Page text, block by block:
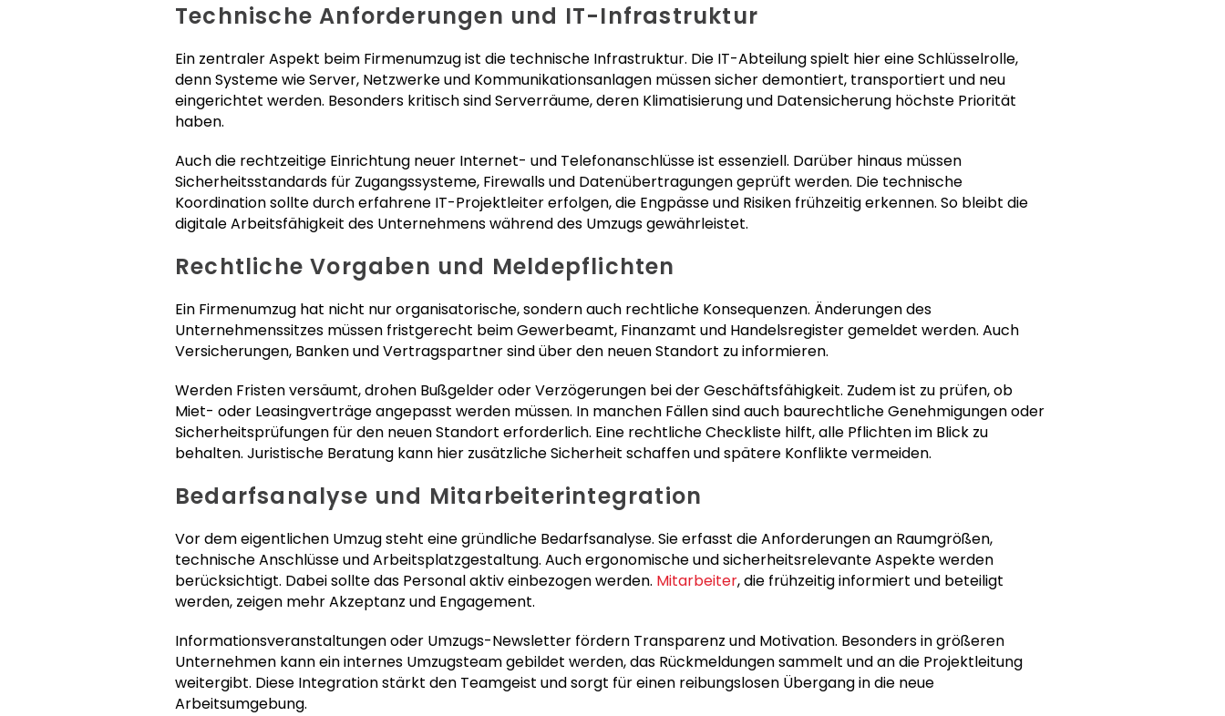
Technische Anforderungen und IT-Infrastruktur
Ein zentraler Aspekt beim Firmenumzug ist die technische Infrastruktur. Die IT-Abteilung spielt hier eine Schlüsselrolle,
denn Systeme wie Server, Netzwerke und Kommunikationsanlagen müssen sicher demontiert, transportiert und neu
eingerichtet werden. Besonders kritisch sind Serverräume, deren Klimatisierung und Datensicherung höchste Priorität
haben.
Auch die rechtzeitige Einrichtung neuer Internet- und Telefonanschlüsse ist essenziell. Darüber hinaus müssen
Sicherheitsstandards für Zugangssysteme, Firewalls und Datenübertragungen geprüft werden. Die technische
Koordination sollte durch erfahrene IT-Projektleiter erfolgen, die Engpässe und Risiken frühzeitig erkennen. So bleibt die
digitale Arbeitsfähigkeit des Unternehmens während des Umzugs gewährleistet.
Rechtliche Vorgaben und Meldepflichten
Ein Firmenumzug hat nicht nur organisatorische, sondern auch rechtliche Konsequenzen. Änderungen des
Unternehmenssitzes müssen fristgerecht beim Gewerbeamt, Finanzamt und Handelsregister gemeldet werden. Auch
Versicherungen, Banken und Vertragspartner sind über den neuen Standort zu informieren.
Werden Fristen versäumt, drohen Bußgelder oder Verzögerungen bei der Geschäftsfähigkeit. Zudem ist zu prüfen, ob
Miet- oder Leasingverträge angepasst werden müssen. In manchen Fällen sind auch baurechtliche Genehmigungen oder
Sicherheitsprüfungen für den neuen Standort erforderlich. Eine rechtliche Checkliste hilft, alle Pflichten im Blick zu
behalten. Juristische Beratung kann hier zusätzliche Sicherheit schaffen und spätere Konflikte vermeiden.
Bedarfsanalyse und Mitarbeiterintegration
Vor dem eigentlichen Umzug steht eine gründliche Bedarfsanalyse. Sie erfasst die Anforderungen an Raumgrößen,
technische Anschlüsse und Arbeitsplatzgestaltung. Auch ergonomische und sicherheitsrelevante Aspekte werden
berücksichtigt. Dabei sollte das Personal aktiv einbezogen werden. Mitarbeiter, die frühzeitig informiert und beteiligt
werden, zeigen mehr Akzeptanz und Engagement.
Informationsveranstaltungen oder Umzugs-Newsletter fördern Transparenz und Motivation. Besonders in größeren
Unternehmen kann ein internes Umzugsteam gebildet werden, das Rückmeldungen sammelt und an die Projektleitung
weitergibt. Diese Integration stärkt den Teamgeist und sorgt für einen reibungslosen Übergang in die neue
Arbeitsumgebung.